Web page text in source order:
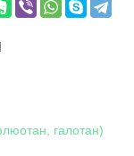
галотан)